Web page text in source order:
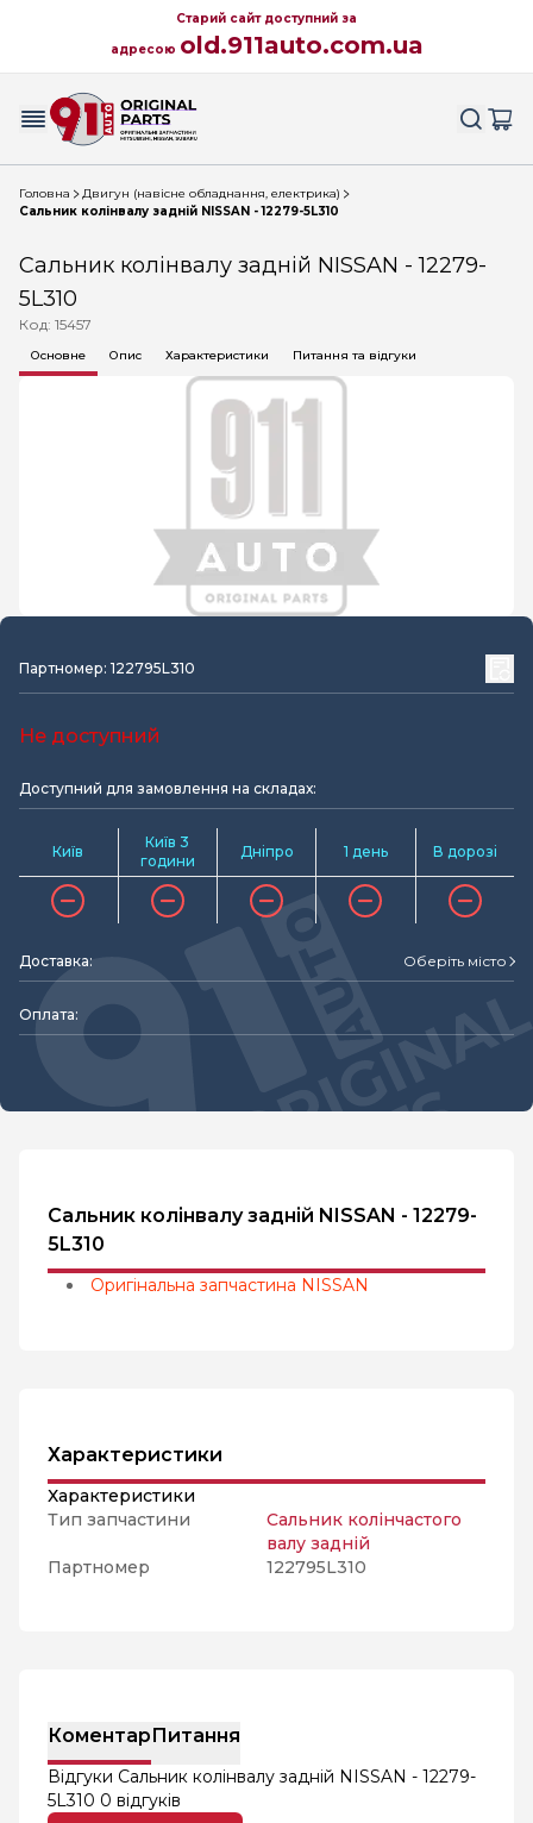
Старий сайт доступний за
адресою old.911auto.com.ua
Головна
Двигун (навісне обладнання, електрика)
Сальник колінвалу задній NISSAN - 12279-5L310
Сальник колінвалу задній NISSAN - 12279-
5L310
Код: 15457
Основне Опис Характеристики Питання та відгуки
Партномер: 122795L310
Не доступний
Доступний для замовлення на складах:
Київ
Київ 3
години
Дніпро 1 день В дорозі
Доставка: Оберіть місто
Оплата:
Сальник колінвалу задній NISSAN - 12279-
5L310
Оригінальна запчастина NISSAN
Характеристики
Характеристики
Тип запчастини
Сальник колінчастого
валу задній
Партномер
122795L310
КоментарПитання
Відгуки Сальник колінвалу задній NISSAN - 12279-
5L310 0 відгуків